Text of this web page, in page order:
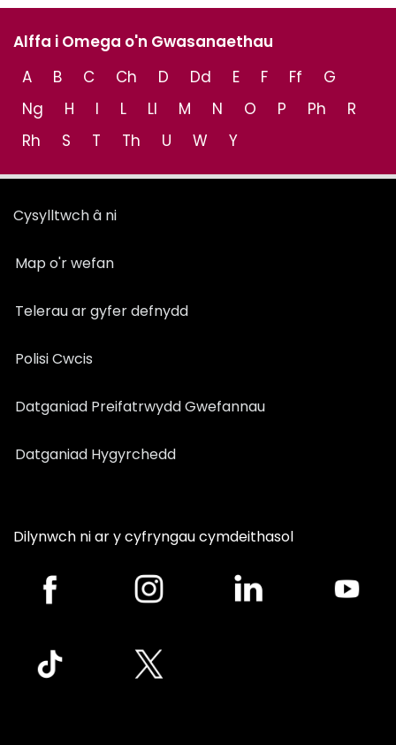
Alffa i Omega o'n Gwasanaethau
A
B C Ch D Dd E F Ff
G
Ng
H I L Ll M N O P Ph
R
Rh
S T Th U W Y
Cysylltwch â ni
Map o'r wefan
Telerau ar gyfer defnydd
Polisi Cwcis
Datganiad Preifatrwydd Gwefannau
Datganiad Hygyrchedd
Dilynwch ni ar y cyfryngau cymdeithasol